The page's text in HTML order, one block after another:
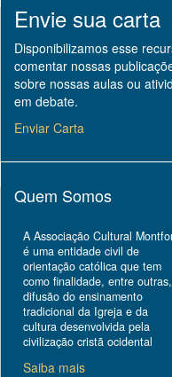
Envie sua carta
Disponibilizamos esse
comentar nossas
sobre nossas aulas ou
em debate.
Enviar Carta
Quem Somos
A Associação Cultural
é uma entidade civil de
orientação católica que tem
como finalidade, entre
difusão do ensinamento
tradicional da Igreja e da
cultura desenvolvida pela
civilização cristã ocidental
Saiba mais